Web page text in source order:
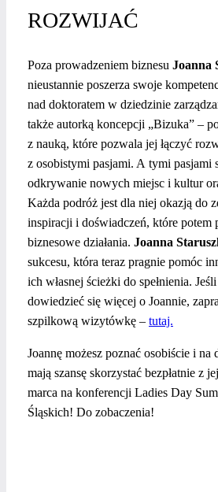
ROZWIJAĆ
Poza prowadzeniem biznesu Joanna
nieustannie poszerza swoje
nad doktoratem w dziedzinie
także autorką koncepcji „Bizuka” –
z nauką, które pozwala jej łączyć
z osobistymi pasjami. A tymi pasjami
odkrywanie nowych miejsc i kultur
Każda podróż jest dla niej okazją do
inspiracji i doświadczeń, które potem
biznesowe działania. Joanna
sukcesu, która teraz pragnie pomóc
ich własnej ścieżki do spełnienia.
dowiedzieć się więcej o Joannie,
szpilkową wizytówkę – tutaj.
Joannę możesz poznać osobiście i
mają szansę skorzystać bezpłatnie z
marca na konferencji Ladies Day
Śląskich! Do zobaczenia!